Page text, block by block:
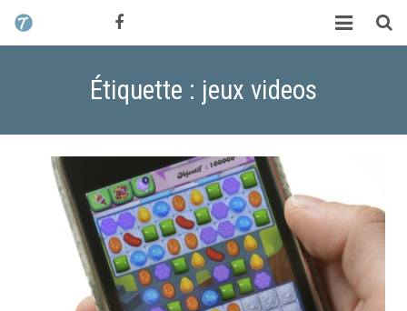
WORK
ALEX HALIMI
Étiquette : jeux videos